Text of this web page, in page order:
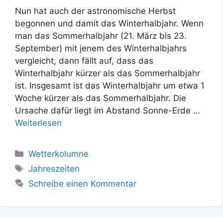
Nun hat auch der astronomische Herbst
begonnen und damit das Winterhalbjahr. Wenn
man das Sommerhalbjahr (21. März bis 23.
September) mit jenem des Winterhalbjahrs
vergleicht, dann fällt auf, dass das
Winterhalbjahr kürzer als das Sommerhalbjahr
ist. Insgesamt ist das Winterhalbjahr um etwa 1
Woche kürzer als das Sommerhalbjahr. Die
Ursache dafür liegt im Abstand Sonne-Erde …
Weiterlesen
Kategorien
Wetterkolumne
Schlagwörter
Jahreszeiten
Schreibe einen Kommentar